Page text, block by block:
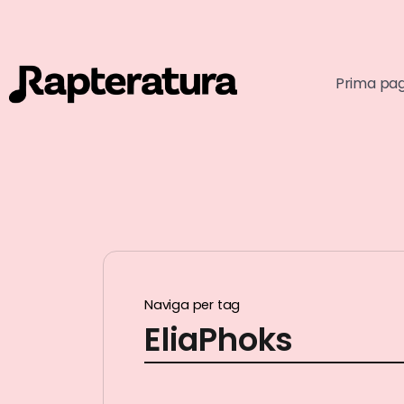
Prima
Naviga per tag
EliaPhoks